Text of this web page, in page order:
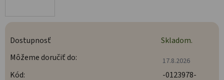
Dostupnosť
Skladom.
Môžeme doručiť do:
17.8.2026
Kód: -0123978-